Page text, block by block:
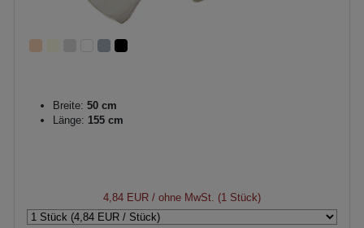
Breite: 50 cm
Länge: 155 cm
4,84 EUR / ohne MwSt. (1 Stück)